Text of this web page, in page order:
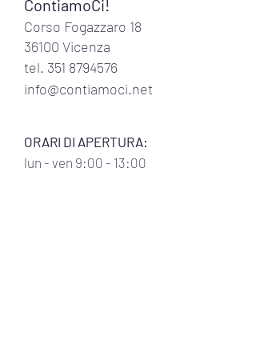
ContiamoCi!
Corso Fogazzaro 18
36100 Vicenza
tel. 351 8794576
info@contiamoci.net
ORARI DI APERTURA:
lun - ven 9:00 - 13:00